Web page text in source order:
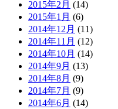
2015年2月 (14)
2015年1月 (6)
2014年12月 (11)
2014年11月 (12)
2014年10月 (14)
2014年9月 (13)
2014年8月 (9)
2014年7月 (9)
2014年6月 (14)